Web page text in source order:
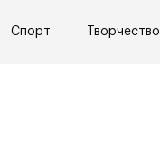
Спорт Творчество